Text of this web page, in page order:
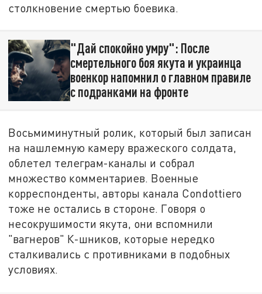
столкновение смертью боевика.
"Дай спокойно умру": После
смертельного боя якута и украинца
военкор напомнил о главном правиле
с подранками на фронте
Восьмиминутный ролик, который был записан
на нашлемную камеру вражеского солдата,
облетел телеграм-каналы и собрал
множество комментариев. Военные
корреспонденты, авторы канала Condottiero
тоже не остались в стороне. Говоря о
несокрушимости якута, они вспомнили
"вагнеров" К-шников, которые нередко
сталкивались с противниками в подобных
условиях.